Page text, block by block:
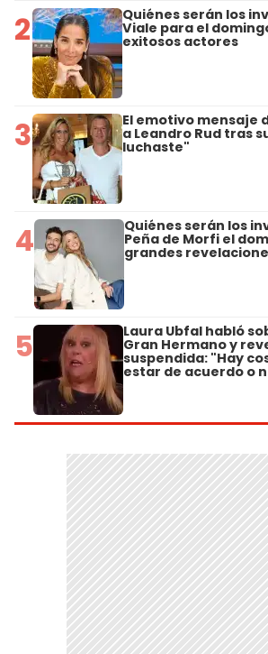
2 Quiénes serán los
Viale para el
exitosos actores
3 El emotivo mensaje
a Leandro Rud tras
luchaste"
4 Quiénes serán los
Peña de Morfi el
grandes
5 Laura Ubfal habló
Gran Hermano y
suspendida: "Hay
estar de acuerdo o